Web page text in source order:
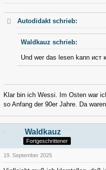
Autodidakt schrieb:
Waldkauz schrieb:
Und wer das lesen kann ист
Klar bin ich Wessi. Im Osten war
so Anfang der 90er Jahre. Da
Waldkauz
Fortgeschrittener
19. September 2025